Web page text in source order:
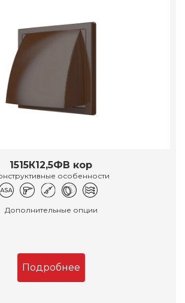
1515К12,5ФВ кор
особенности
Дополнительные опции
Подробнее